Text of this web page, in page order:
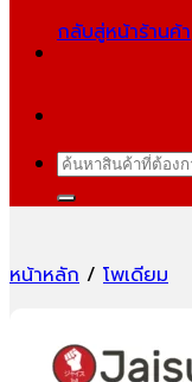
กลับสู่หน้าร้านค้า
ค้นหา:
หน้าหลัก / โพเดียม